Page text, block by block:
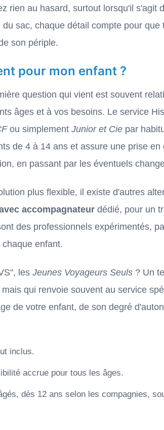
rien au hasard, surtout lorsqu'il s'agit
sac, chaque détail compte pour que
son périple.
pour mon enfant ?
question qui vient est souvent
âges et à vos besoins. Le service
ou simplement Junior et Cie par
de 4 à 14 ans et assure une prise
en passant par les éventuels
plus flexible, il existe d'autres
accompagnateur dédié, pour un
des professionnels expérimentés,
enfant.
les Jeunes Voyageurs Seuls ? Un
mais qui renvoie souvent au service
de votre enfant, de son degré
inclus.
accrue pour tous les âges.
dès 12 ans selon les compagnies,